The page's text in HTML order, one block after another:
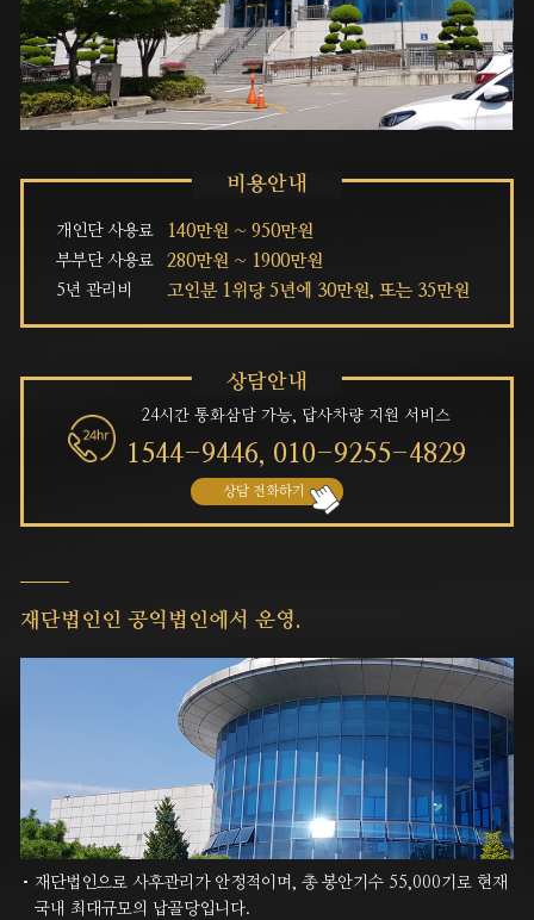
개인단 사용료 140만원 ~ 950만원
부부단 사용료 280만원 ~ 1900만원
5년 관리비 고인분 1위당 5년에 30만원, 또는 35만원
24시간 통화삼담 가능, 답사차량 지원 서비스
1544-9446, 010-9255-4829
상담 전화하기
재단법인인공익법인에서 운영.
재단법인으로 사후관리가 안정적이며, 총 봉안기수 55,000기로 현재
국내 최대규모의 납골당입니다.